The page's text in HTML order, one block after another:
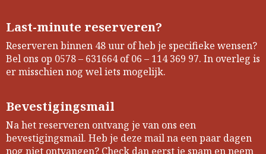
Bevestigingsmail
Na het reserveren ontvang je van ons een
bevestigingsmail. Heb je deze mail na een paar dagen
nog niet ontvangen? Check dan eerst je spam en neem
Last-minute reserveren?
Reserveren binnen 48 uur of heb je specifieke wensen?
Bel ons op 0578 – 631664 of 06 – 114 369 97. In overleg is
er misschien nog wel iets mogelijk.